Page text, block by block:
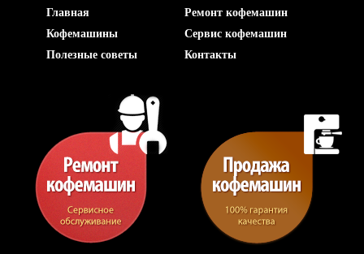
Главная
Ремонт кофемашин
Кофемашины
Сервис кофемашин
Полезные советы
Контакты